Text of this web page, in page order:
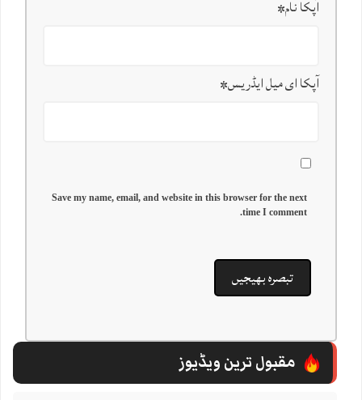
آپکا نام*
آپکا ای میل ایڈریس*
Save my name, email, and website in this browser for the next
time I comment.
مقبول ترین ویڈیوز